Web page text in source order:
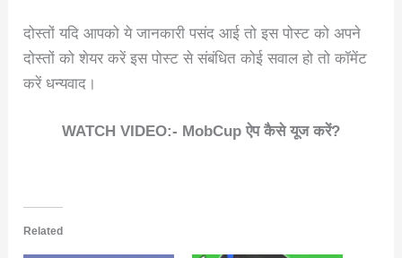
दोस्तों यदि आपको ये जानकारी पसंद आई तो इस पोस्ट को अपने
दोस्तों को शेयर करें इस पोस्ट से संबंधित कोई सवाल हो तो कॉमेंट
करें धन्यवाद।
WATCH VIDEO:- MobCup ऐप कैसे यूज करें?
Related